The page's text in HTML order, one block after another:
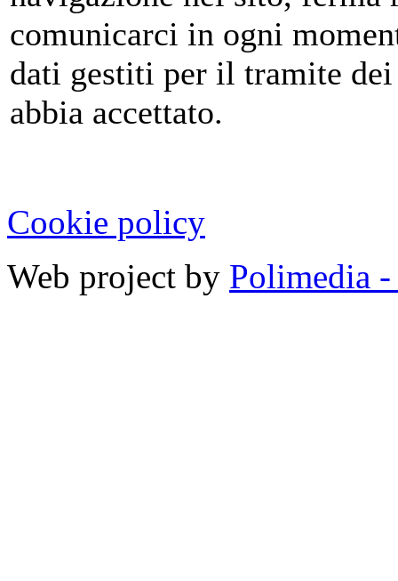
comunicarci in ogni
dati gestiti per il tramite
abbia accettato.
Cookie policy
Web project by Polimedia